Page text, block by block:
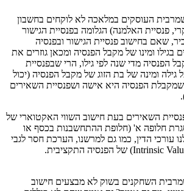
העוסקים במלאכה לא לוקחים בחשבון
פנסיית האלמנה) הגלומה בפנסיית הגישור
שאם בחישוב פנסיית הגישור ובפנסיה
ומינו של מקבל הפנסיה ומכאן גוזרים את
הפנסיה מדי שנה לפי גילו, הרי שבפנסיית
גילה ומינה של בת הזוג של מקבל הפנסיה (יכול
שמקבלת הפנסיה היא אישה ושפנסיית השאירים
השאירים בעת חישוב השווי האקטוארי של
חלופה א' (חלופת ההתחשבנות בכסף או
עורכי הדין, כמו גם למרשנו, הערכת חסר לגבי
השחקנים בשוק לא מבצעים חישוב